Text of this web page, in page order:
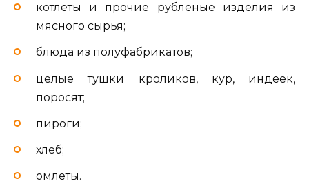
котлеты и прочие рубленые изделия из
мясного сырья;
блюда из полуфабрикатов;
целые тушки кроликов, кур, индеек,
поросят;
пироги;
хлеб;
омлеты.